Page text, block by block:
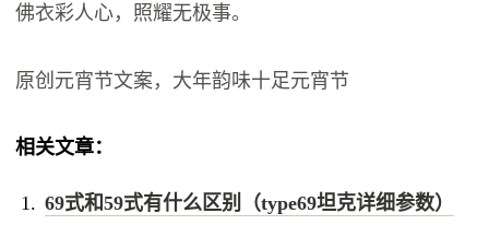
佛衣彩人心，照耀无极事。
原创元宵节文案，大年韵味十足元宵节
相关文章：
69式和59式有什么区别（type69坦克详细参数）